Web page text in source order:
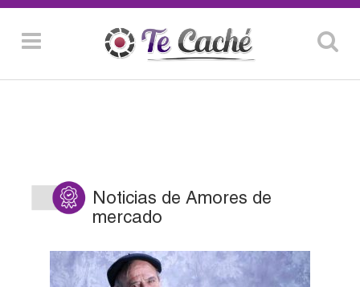
Noticias de Amores de
mercado